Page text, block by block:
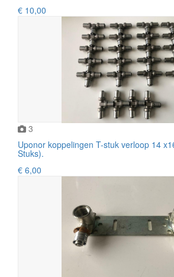
€ 10,00
3
Uponor koppelingen T-stuk verloop 14
Stuks).
€ 6,00